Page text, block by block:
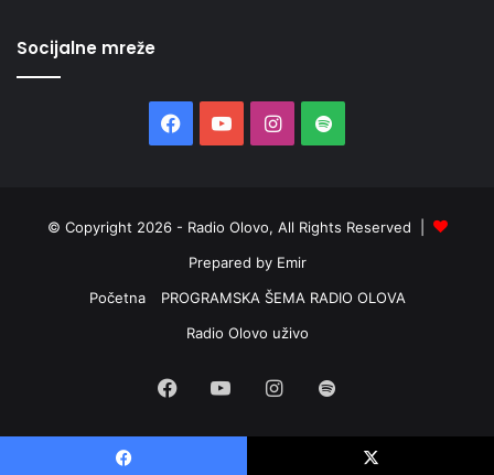
Socijalne mreže
Facebook
YouTubeInstagram
Spotify
© Copyright 2026 - Radio Olovo, All Rights Reserved |
Prepared by Emir
Početna
PROGRAMSKA ŠEMA RADIO OLOVA
Radio Olovo uživo
Facebook
YouTubeInstagram
Spotify